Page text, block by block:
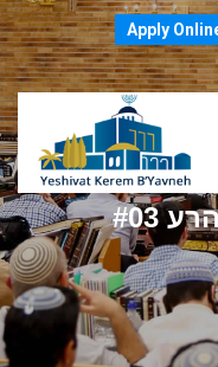
Apply
#03